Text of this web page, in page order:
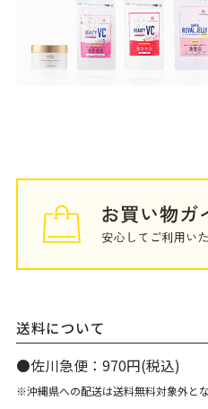
送料について
●佐川急便：970円(税込)
※沖縄県への配送は送料無料対象外とな